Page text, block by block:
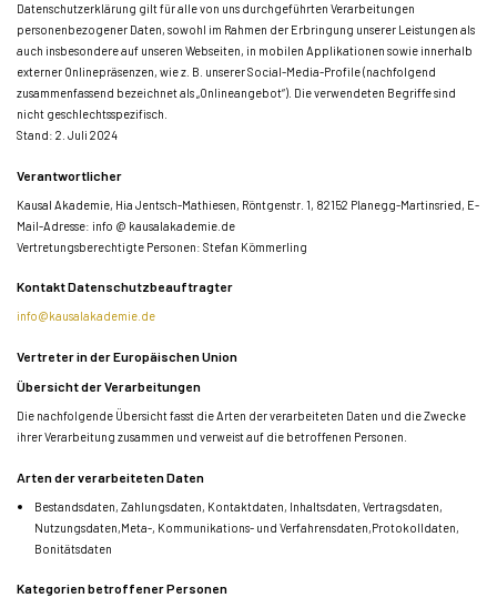
Datenschutzerklärung gilt für alle von uns durchgeführten Verarbeitungen
personenbezogener Daten, sowohl im Rahmen der Erbringung unserer Leistungen als
auch insbesondere auf unseren Webseiten, in mobilen Applikationen sowie innerhalb
externer Onlinepräsenzen, wie z. B. unserer Social-Media-Profile (nachfolgend
zusammenfassend bezeichnet als „Onlineangebot“). Die verwendeten Begriffe sind
nicht geschlechtsspezifisch.
Stand: 2. Juli 2024
Verantwortlicher
Kausal Akademie, Hia Jentsch-Mathiesen, Röntgenstr. 1, 82152 Planegg-Martinsried, E-
Mail-Adresse: info @ kausalakademie.de
Vertretungsberechtigte Personen: Stefan Kömmerling
Kontakt Datenschutzbeauftragter
info@kausalakademie.de
Vertreter in der Europäischen Union
Übersicht der Verarbeitungen
Die nachfolgende Übersicht fasst die Arten der verarbeiteten Daten und die Zwecke
ihrer Verarbeitung zusammen und verweist auf die betroffenen Personen.
Arten der verarbeiteten Daten
Bestandsdaten, Zahlungsdaten, Kontaktdaten, Inhaltsdaten, Vertragsdaten,
Nutzungsdaten, Meta-, Kommunikations- und Verfahrensdaten, Protokolldaten,
Bonitätsdaten
Kategorien betroffener Personen